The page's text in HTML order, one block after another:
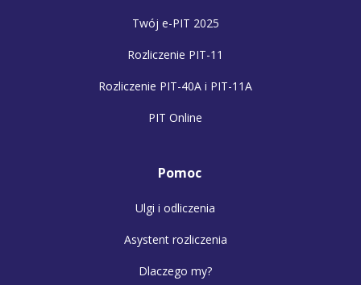
Twój e-PIT 2025
Rozliczenie PIT-11
Rozliczenie PIT-40A i PIT-11A
PIT Online
Pomoc
Ulgi i odliczenia
Asystent rozliczenia
Dlaczego my?